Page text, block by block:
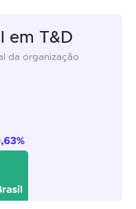
em T&D
da organização